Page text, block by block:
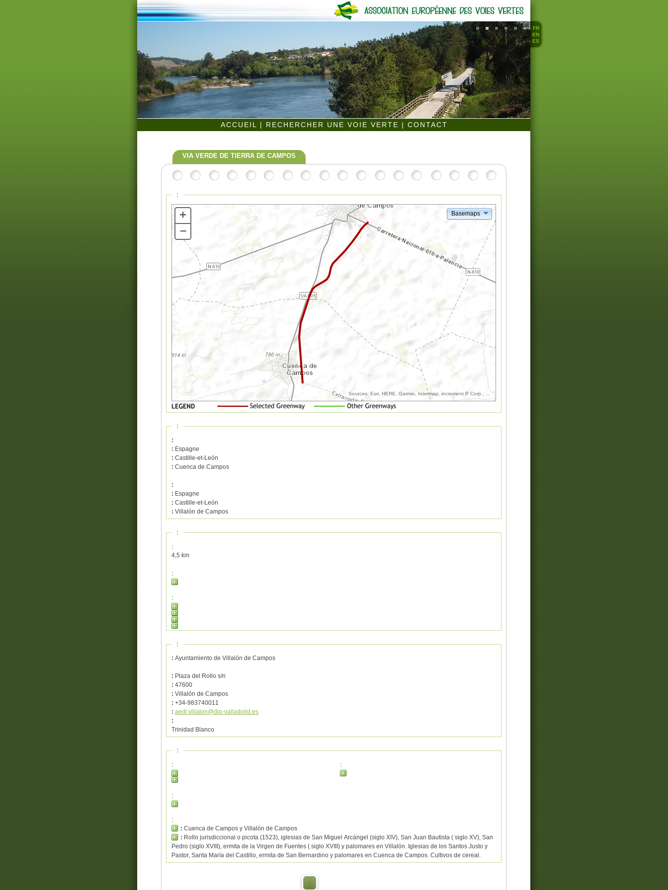
FR
EN
ES
ACCUEIL | RECHERCHER UNE VOIE VERTE | CONTACT
VIA VERDE DE TIERRA DE CAMPOS
:
Basemaps
Sources: Esri, HERE, Garmin, Intermap, increment P Corp., GEBCO, USGS, FAO, NPS, NRCAN, GeoBase, IGN, Kadaster NL,
+
–
:
:
: Espagne
: Castille-et-León
: Cuenca de Campos
:
: Espagne
: Castille-et-León
: Villalón de Campos
:
:
4,5 km
:
:
:
: Ayuntamiento de Villalón de Campos
: Plaza del Rollo s/n
: 47600
: Villalón de Campos
: +34-983740011
: aedl.villalon@dip-valladolid.es
:
Trinidad Blanco
:
:
:
:
:
: Cuenca de Campos y Villalón de Campos
: Rollo jurisdiccional o picota (1523), iglesias de San Miguel Arcángel (siglo XIV), San Juan Bautista ( siglo XV), San
Pedro (siglo XVIII), ermita de la Virgen de Fuentes ( siglo XVIII) y palomares en Villalón. Iglesias de los Santos Justo y
Pastor, Santa María del Castillo, ermita de San Bernardino y palomares en Cuenca de Campos. Cultivos de cereal.